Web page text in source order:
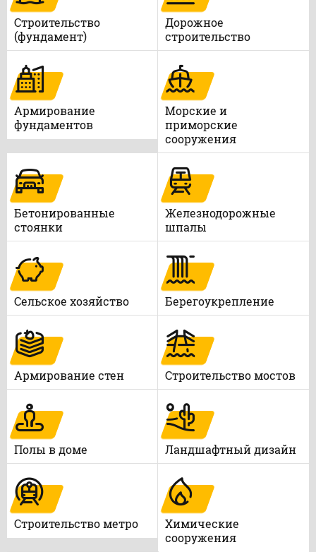
Строительство
(фундамент)
Дорожное
строительство
Армирование
фундаментов
Морские и
приморские
сооружения
Бетонированные
стоянки
Железнодорожные
шпалы
Сельское хозяйство Берегоукрепление
Армирование стен Строительство мостов
Полы в доме Ландшафтный дизайн
Строительство метро
Химические
сооружения